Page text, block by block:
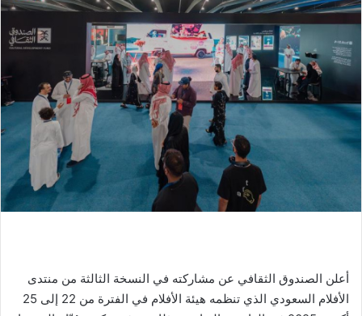
أعلن الصندوق الثقافي عن مشاركته في النسخة الثالثة من منتدى
الأفلام السعودي الذي تنظمه هيئة الأفلام في الفترة من 22 إلى 25